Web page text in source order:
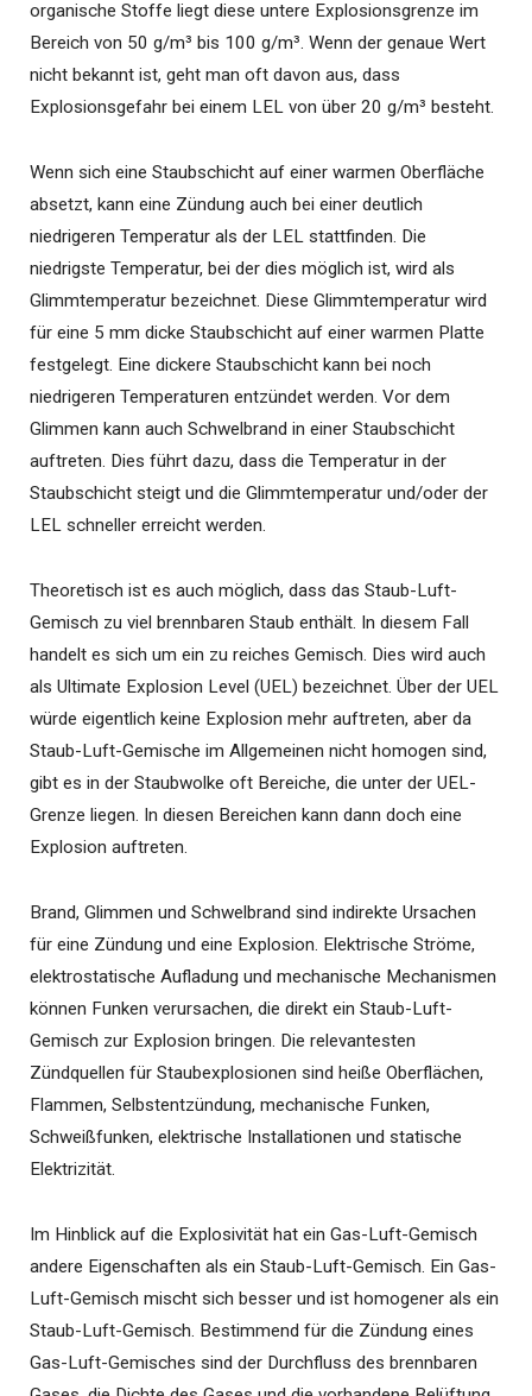
organische Stoffe liegt diese untere Explosionsgrenze im
Bereich von 50 g/m³ bis 100 g/m³. Wenn der genaue Wert
nicht bekannt ist, geht man oft davon aus, dass
Explosionsgefahr bei einem LEL von über 20 g/m³ besteht.
Wenn sich eine Staubschicht auf einer warmen Oberfläche
absetzt, kann eine Zündung auch bei einer deutlich
niedrigeren Temperatur als der LEL stattfinden. Die
niedrigste Temperatur, bei der dies möglich ist, wird als
Glimmtemperatur bezeichnet. Diese Glimmtemperatur wird
für eine 5 mm dicke Staubschicht auf einer warmen Platte
festgelegt. Eine dickere Staubschicht kann bei noch
niedrigeren Temperaturen entzündet werden. Vor dem
Glimmen kann auch Schwelbrand in einer Staubschicht
auftreten. Dies führt dazu, dass die Temperatur in der
Staubschicht steigt und die Glimmtemperatur und/oder der
LEL schneller erreicht werden.
Theoretisch ist es auch möglich, dass das Staub-Luft-
Gemisch zu viel brennbaren Staub enthält. In diesem Fall
handelt es sich um ein zu reiches Gemisch. Dies wird auch
als Ultimate Explosion Level (UEL) bezeichnet. Über der UEL
würde eigentlich keine Explosion mehr auftreten, aber da
Staub-Luft-Gemische im Allgemeinen nicht homogen sind,
gibt es in der Staubwolke oft Bereiche, die unter der UEL-
Grenze liegen. In diesen Bereichen kann dann doch eine
Explosion auftreten.
Brand, Glimmen und Schwelbrand sind indirekte Ursachen
für eine Zündung und eine Explosion. Elektrische Ströme,
elektrostatische Aufladung und mechanische Mechanismen
können Funken verursachen, die direkt ein Staub-Luft-
Gemisch zur Explosion bringen. Die relevantesten
Zündquellen für Staubexplosionen sind heiße Oberflächen,
Flammen, Selbstentzündung, mechanische Funken,
Schweißfunken, elektrische Installationen und statische
Elektrizität.
Im Hinblick auf die Explosivität hat ein Gas-Luft-Gemisch
andere Eigenschaften als ein Staub-Luft-Gemisch. Ein Gas-
Luft-Gemisch mischt sich besser und ist homogener als ein
Staub-Luft-Gemisch. Bestimmend für die Zündung eines
Gas-Luft-Gemisches sind der Durchfluss des brennbaren